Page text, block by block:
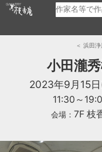
＜ 浜田浄
小田瀧
2023年9月15
11:30～
会場： 7F 枝